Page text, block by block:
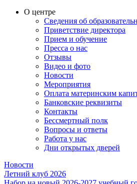
О центре
Сведения об
Приветствие директора
Прием и обучение
Пресса о нас
Отзывы
Видео и фото
Новости
Мероприятия
Оплата материнским
Банковские реквизиты
Контакты
Бессмертный полк
Вопросы и ответы
Работа у нас
Дни открытых дверей
Новости
Летний клуб 2026